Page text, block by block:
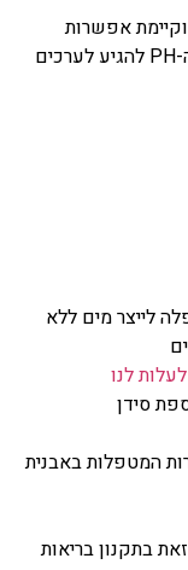
אפשרות
למרכיבי המתכות הקלות אשר מייצבות את ה-PH להגיע לערכים
לייצר מים ללא
לנו
סידן
המטפלות באבנית
בתקנון בריאות